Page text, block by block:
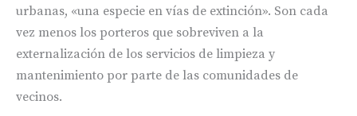
urbanas, «una especie en vías de extinción». Son cada
vez menos los porteros que sobreviven a la
externalización de los servicios de limpieza y
mantenimiento por parte de las comunidades de
vecinos.